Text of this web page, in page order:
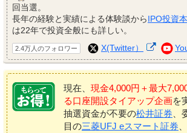
回当選。
長年の経験と実績による体験談からIPO投資
は22年で投資全般にも詳しい。
2.4万人のフォロワー X(Twitter）
現在、 現金4,000円＋最大
る口座開設タイアップ企画を
抽選資金が不要の松井証券
目の三菱UFJ eスマート証券